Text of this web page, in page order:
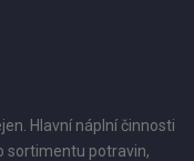
Hlavní náplní činnosti
sortimentu potravin,